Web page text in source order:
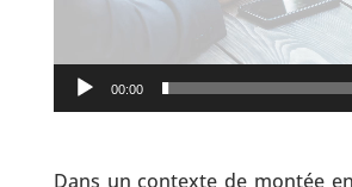
00:00
Dans un contexte de montée